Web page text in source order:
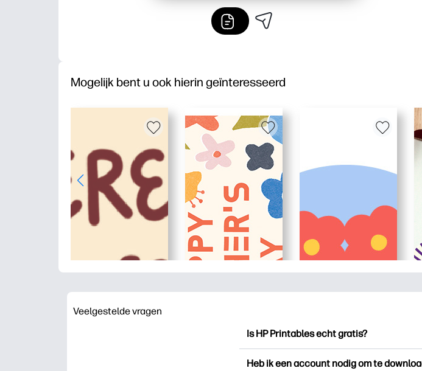
Mogelijk bent u ook hierin geïnteresseerd
Veelgestelde vragen
Is HP Printables echt gratis?
Heb ik een account nodig om te